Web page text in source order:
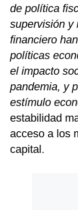
de política
supervisión y
financiero
políticas
el impacto
pandemia, y
estímulo
estabilidad
acceso a los
capital.